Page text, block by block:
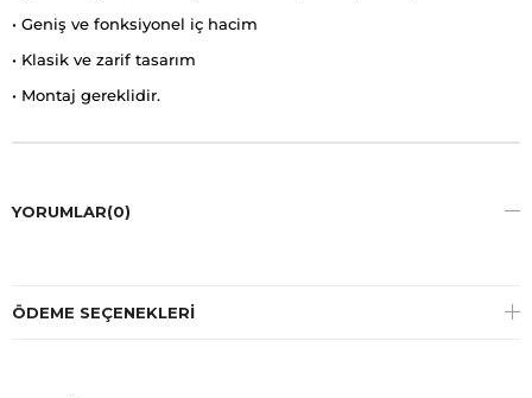
• Geniş ve fonksiyonel iç hacim
• Klasik ve zarif tasarım
• Montaj gereklidir.
YORUMLAR(0)
ÖDEME SEÇENEKLERI